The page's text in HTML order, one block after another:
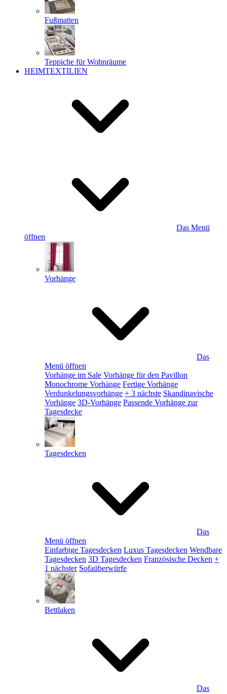
Fußmatten
Teppiche für Wohnräume
HEIMTEXTILIEN
Das Menü
öffnen
Vorhänge
Das
Menü öffnen
Vorhänge im Sale Vorhänge für den Pavillon
Monochrome Vorhänge Fertige Vorhänge
Verdunkelungsvorhänge + 3 nächste Skandinavische
Vorhänge 3D-Vorhänge Passende Vorhänge zur
Tagesdecke
Tagesdecken
Das
Menü öffnen
Einfarbige Tagesdecken Luxus Tagesdecken Wendbare
Tagesdecken 3D Tagesdecken Französische Decken +
1 nächster Sofaüberwürfe
Bettlaken
Das